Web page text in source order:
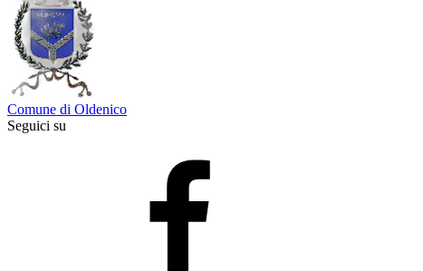
Comune di Oldenico
Seguici su